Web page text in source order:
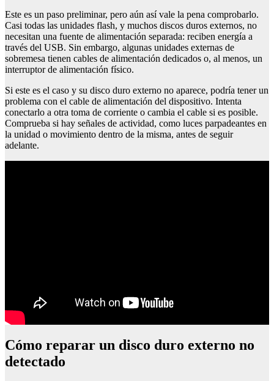
Este es un paso preliminar, pero aún así vale la pena comprobarlo.
Casi todas las unidades flash, y muchos discos duros externos, no
necesitan una fuente de alimentación separada: reciben energía a
través del USB. Sin embargo, algunas unidades externas de
sobremesa tienen cables de alimentación dedicados o, al menos, un
interruptor de alimentación físico.
Si este es el caso y su disco duro externo no aparece, podría tener un
problema con el cable de alimentación del dispositivo. Intenta
conectarlo a otra toma de corriente o cambia el cable si es posible.
Comprueba si hay señales de actividad, como luces parpadeantes en
la unidad o movimiento dentro de la misma, antes de seguir
adelante.
Cómo reparar un disco duro externo no
detectado